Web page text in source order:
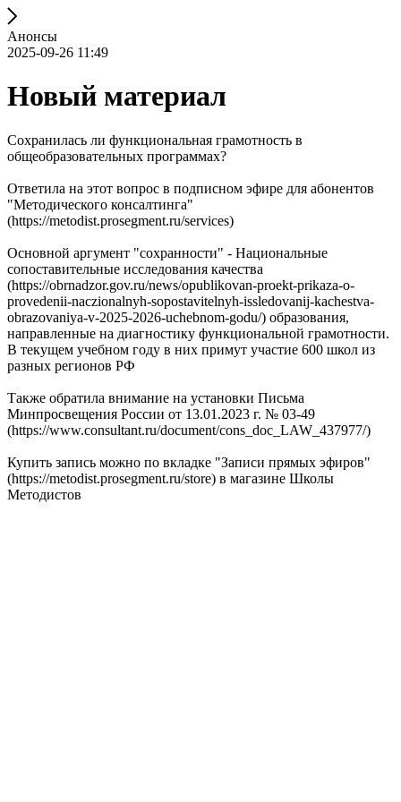
Анонсы
2025-09-26 11:49
Новый материал
Сохранилась ли функциональная грамотность в
общеобразовательных программах?
Ответила на этот вопрос в подписном эфире для абонентов
"Методического консалтинга"
(https://metodist.prosegment.ru/services)
Основной аргумент "сохранности" - Национальные
сопоставительные исследования качества
(https://obrnadzor.gov.ru/news/opublikovan-proekt-prikaza-o-
provedenii-naczionalnyh-sopostavitelnyh-issledovanij-kachestva-
obrazovaniya-v-2025-2026-uchebnom-godu/) образования,
направленные на диагностику функциональной грамотности.
В текущем учебном году в них примут участие 600 школ из
разных регионов РФ
Также обратила внимание на установки Письма
Минпросвещения России от 13.01.2023 г. № 03-49
(https://www.consultant.ru/document/cons_doc_LAW_437977/)
Купить запись можно по вкладке "Записи прямых эфиров"
(https://metodist.prosegment.ru/store) в магазине Школы
Методистов